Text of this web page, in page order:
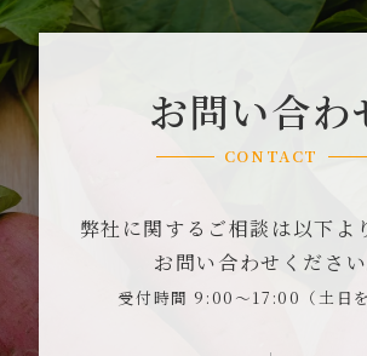
お問い合わ
CONTACT
弊社に関するご相談は以下よ
お問い合わせください
受付時間 9:00～17:00（土日を